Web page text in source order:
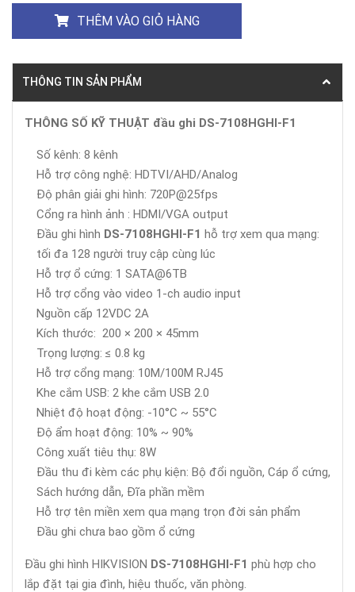
THÊM VÀO GIỎ HÀNG
THÔNG TIN SẢN PHẨM
THÔNG SỐ KỸ THUẬT đầu ghi DS-7108HGHI-F1
Số kênh: 8 kênh
Hỗ trợ công nghệ: HDTVI/AHD/Analog
Độ phân giải ghi hình: 720P@25fps
Cổng ra hình ảnh : HDMI/VGA output
Đầu ghi hình DS-7108HGHI-F1 hỗ trợ xem qua mạng:
tối đa 128 người truy cập cùng lúc
Hỗ trợ ổ cứng: 1 SATA@6TB
Hỗ trợ cổng vào video 1-ch audio input
Nguồn cấp 12VDC 2A
Kích thước: 200 × 200 × 45mm
Trọng lượng: ≤ 0.8 kg
Hỗ trợ cổng mạng: 10M/100M RJ45
Khe cắm USB: 2 khe cắm USB 2.0
Nhiệt độ hoạt động: -10°C ~ 55°C
Độ ẩm hoạt động: 10% ~ 90%
Công xuất tiêu thụ: 8W
Đầu thu đi kèm các phụ kiện: Bộ đổi nguồn, Cáp ổ cứng,
Sách hướng dẫn, Đĩa phần mềm
Hỗ trợ tên miền xem qua mạng trọn đời sản phẩm
Đầu ghi chưa bao gồm ổ cứng
Đầu ghi hình HIKVISION DS-7108HGHI-F1 phù hợp cho
lắp đặt tại gia đình, hiệu thuốc, văn phòng.